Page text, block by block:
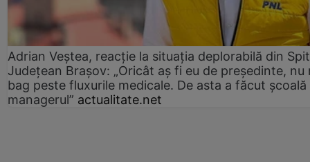
Adrian Veștea, reacție la situația deplorabilă din
Județean Brașov: „Oricât aș fi eu de președinte, nu
bag peste fluxurile medicale. De asta a făcut școală
managerul” actualitate.net